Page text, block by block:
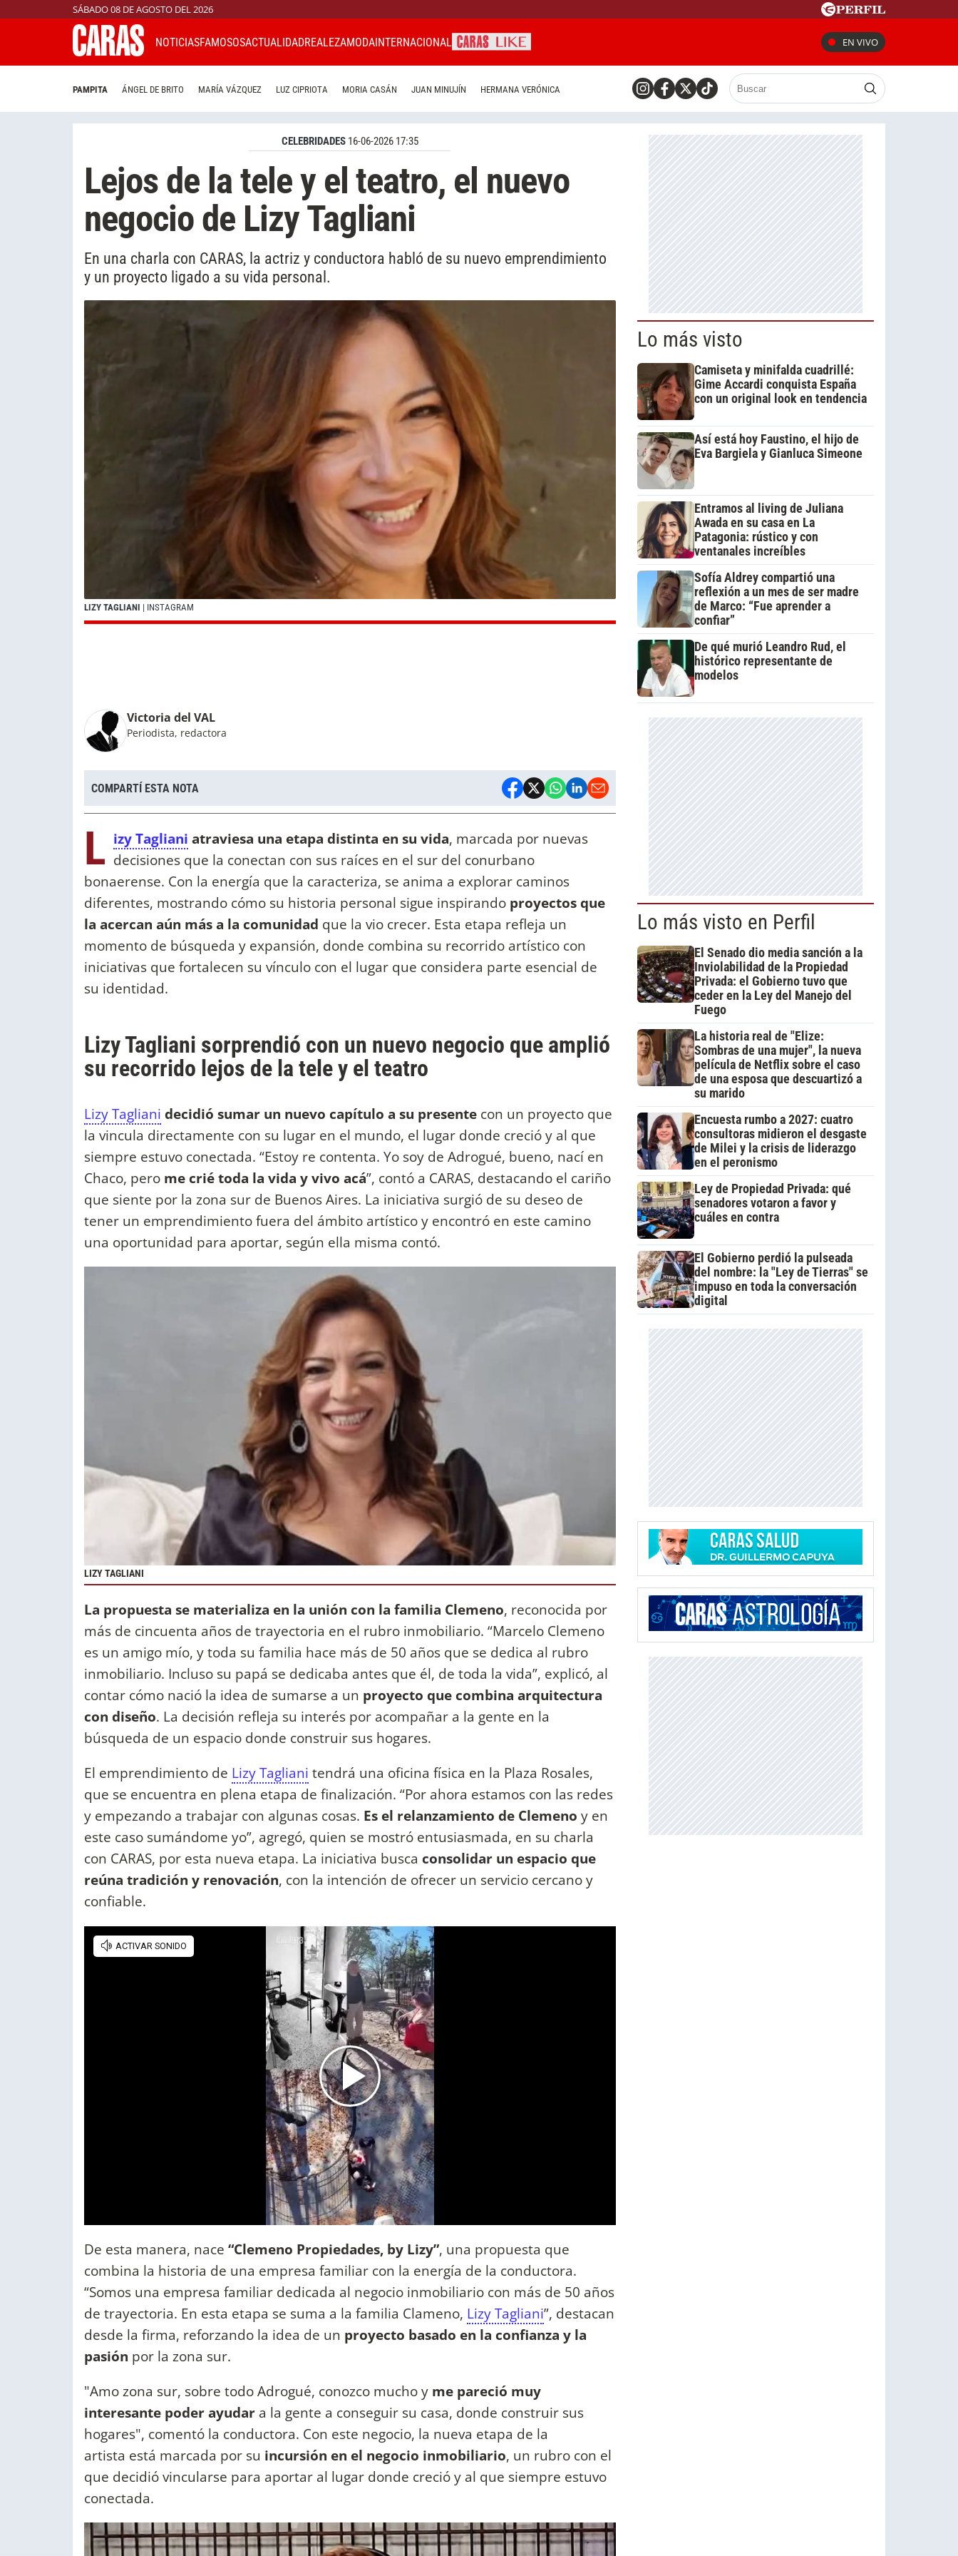
SÁBADO 08 DE AGOSTO DEL 2026
NOTICIASFAMOSOSACTUALIDADREALEZAMODAINTERNACIONAL EN VIVO
PAMPITA ÁNGEL DE BRITO MARÍA VÁZQUEZ LUZ CIPRIOTA MORIA CASÁN JUAN MINUJÍN HERMANA VERÓNICA
CELEBRIDADES 16-06-2026 17:35
Lejos de la tele y el teatro, el nuevo
negocio de Lizy Tagliani
En una charla con CARAS, la actriz y conductora habló de su nuevo emprendimiento
y un proyecto ligado a su vida personal.
LIZY TAGLIANI | INSTAGRAM
Victoria del VAL
Periodista, redactora
COMPARTÍ ESTA NOTA
L izy Tagliani atraviesa una etapa distinta en su vida, marcada por nuevas
decisiones que la conectan con sus raíces en el sur del conurbano
bonaerense. Con la energía que la caracteriza, se anima a explorar caminos
diferentes, mostrando cómo su historia personal sigue inspirando proyectos que
la acercan aún más a la comunidad que la vio crecer. Esta etapa refleja un
momento de búsqueda y expansión, donde combina su recorrido artístico con
iniciativas que fortalecen su vínculo con el lugar que considera parte esencial de
su identidad.
Lizy Tagliani sorprendió con un nuevo negocio que amplió
su recorrido lejos de la tele y el teatro
Lizy Tagliani decidió sumar un nuevo capítulo a su presente con un proyecto que
la vincula directamente con su lugar en el mundo, el lugar donde creció y al que
siempre estuvo conectada. “Estoy re contenta. Yo soy de Adrogué, bueno, nací en
Chaco, pero me crié toda la vida y vivo acá”, contó a CARAS, destacando el cariño
que siente por la zona sur de Buenos Aires. La iniciativa surgió de su deseo de
tener un emprendimiento fuera del ámbito artístico y encontró en este camino
una oportunidad para aportar, según ella misma contó.
LIZY TAGLIANI
La propuesta se materializa en la unión con la familia Clemeno, reconocida por
más de cincuenta años de trayectoria en el rubro inmobiliario. “Marcelo Clemeno
es un amigo mío, y toda su familia hace más de 50 años que se dedica al rubro
inmobiliario. Incluso su papá se dedicaba antes que él, de toda la vida”, explicó, al
contar cómo nació la idea de sumarse a un proyecto que combina arquitectura
con diseño. La decisión refleja su interés por acompañar a la gente en la
búsqueda de un espacio donde construir sus hogares.
El emprendimiento de Lizy Tagliani tendrá una oficina física en la Plaza Rosales,
que se encuentra en plena etapa de finalización. “Por ahora estamos con las redes
y empezando a trabajar con algunas cosas. Es el relanzamiento de Clemeno y en
este caso sumándome yo”, agregó, quien se mostró entusiasmada, en su charla
con CARAS, por esta nueva etapa. La iniciativa busca consolidar un espacio que
reúna tradición y renovación, con la intención de ofrecer un servicio cercano y
confiable.
De esta manera, nace “Clemeno Propiedades, by Lizy”, una propuesta que
combina la historia de una empresa familiar con la energía de la conductora.
“Somos una empresa familiar dedicada al negocio inmobiliario con más de 50 años
de trayectoria. En esta etapa se suma a la familia Clameno, Lizy Tagliani”, destacan
desde la firma, reforzando la idea de un proyecto basado en la confianza y la
pasión por la zona sur.
"Amo zona sur, sobre todo Adrogué, conozco mucho y me pareció muy
interesante poder ayudar a la gente a conseguir su casa, donde construir sus
hogares", comentó la conductora. Con este negocio, la nueva etapa de la
artista está marcada por su incursión en el negocio inmobiliario, un rubro con el
que decidió vincularse para aportar al lugar donde creció y al que siempre estuvo
conectada.
Lo más visto
Camiseta y minifalda cuadrillé:
Gime Accardi conquista España
con un original look en tendencia
Así está hoy Faustino, el hijo de
Eva Bargiela y Gianluca Simeone
Entramos al living de Juliana
Awada en su casa en La
Patagonia: rústico y con
ventanales increíbles
Sofía Aldrey compartió una
reflexión a un mes de ser madre
de Marco: “Fue aprender a
confiar”
De qué murió Leandro Rud, el
histórico representante de
modelos
Lo más visto en Perfil
El Senado dio media sanción a la
Inviolabilidad de la Propiedad
Privada: el Gobierno tuvo que
ceder en la Ley del Manejo del
Fuego
La historia real de "Elize:
Sombras de una mujer", la nueva
película de Netflix sobre el caso
de una esposa que descuartizó a
su marido
Encuesta rumbo a 2027: cuatro
consultoras midieron el desgaste
de Milei y la crisis de liderazgo
en el peronismo
Ley de Propiedad Privada: qué
senadores votaron a favor y
cuáles en contra
El Gobierno perdió la pulseada
del nombre: la "Ley de Tierras" se
impuso en toda la conversación
digital